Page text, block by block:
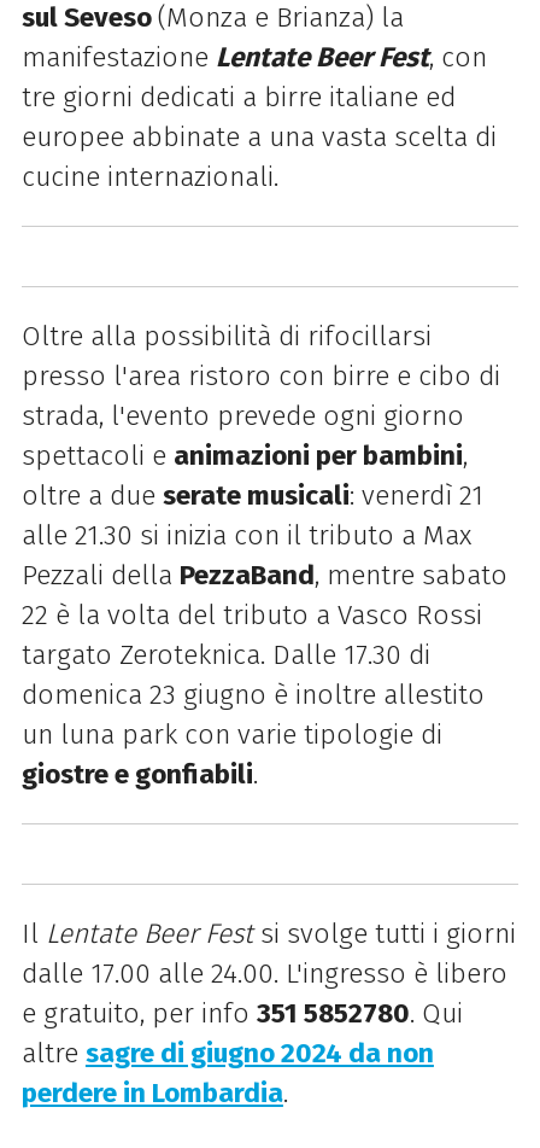
sul Seveso(Monza e Brianza) la
manifestazione Lentate Beer Fest, con
tre giorni dedicati a birre italiane ed
europee abbinate a una vasta scelta di
cucine internazionali.
Oltre alla possibilità di rifocillarsi
presso l'area ristoro con birre e cibo di
strada, l'evento prevede ogni giorno
spettacoli e animazioni per bambini,
oltre a due serate musicali: venerdì 21
alle 21.30 si inizia con il tributo a Max
Pezzali della PezzaBand, mentre sabato
22 è la volta del tributo a Vasco Rossi
targato Zeroteknica. Dalle 17.30 di
domenica 23 giugno è inoltre allestito
un luna park con varie tipologie di
giostre e gonfiabili.
Il Lentate Beer Festsi svolge tutti i giorni
dalle 17.00 alle 24.00. L'ingresso è libero
e gratuito, per info 351 5852780. Qui
altre sagre di giugno 2024 da non
perdere in Lombardia.